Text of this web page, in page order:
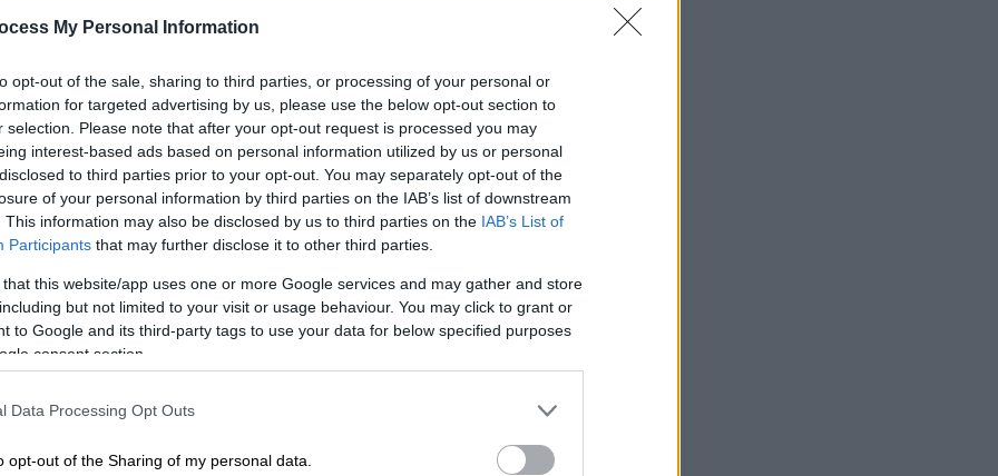
My Personal Information
opt-out of the sale, sharing to third parties, or processing of your personal or
for targeted advertising by us, please use the below opt-out section to
selection. Please note that after your opt-out request is processed you may
interest-based ads based on personal information utilized by us or personal
to third parties prior to your opt-out. You may separately opt-out of the
of your personal information by third parties on the IAB’s list of downstream
This information may also be disclosed by us to third parties on the IAB’s List of
Participants that may further disclose it to other third parties.
that this website/app uses one or more Google services and may gather and store
but not limited to your visit or usage behaviour. You may click to grant or
to Google and its third-party tags to use your data for below specified purposes
consent section.
Data Processing Opt Outs
opt-out of the Sharing of my personal data.